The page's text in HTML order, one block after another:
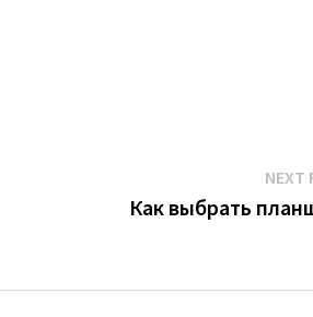
NEXT
Как выбрать